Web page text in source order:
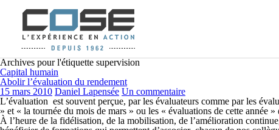
Archives pour l'étiquette supervision
Capital humain
Abolir l’évaluation du rendement
15 mars 2010 Daniel Lapensée Un commentaire
L’évaluation est souvent perçue, par les évaluateurs comme par les
» et « la tournée du mois de mars » ou les « évaluations de cette année
À l’heure de la fidélisation, de la mobilisation, de l’amélioration